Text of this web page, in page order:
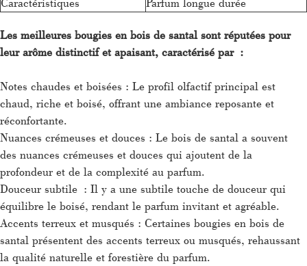
Les meilleures bougies en bois de santal sont réputées pour
leur arôme distinctif et apaisant, caractérisé par :
Notes chaudes et boisées : Le profil olfactif principal est
chaud, riche et boisé, offrant une ambiance reposante et
réconfortante.
Nuances crémeuses et douces : Le bois de santal a souvent
des nuances crémeuses et douces qui ajoutent de la
profondeur et de la complexité au parfum.
Douceur subtile : Il y a une subtile touche de douceur qui
équilibre le boisé, rendant le parfum invitant et agréable.
Accents terreux et musqués : Certaines bougies en bois de
santal présentent des accents terreux ou musqués, rehaussant
la qualité naturelle et forestière du parfum.